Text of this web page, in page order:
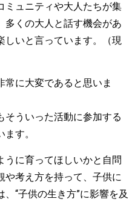
ミュニティや大人たちが集
多くの大人と話す機会があ
しいと言っています。（現
に大変であると思いま
そういった活動に参加する
す。
に育ってほしいかと自問
や考え方を持って、子供に
“子供の生き方”に影響を及